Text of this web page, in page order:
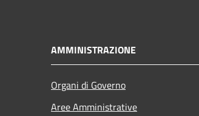
AMMINISTRAZIONE
Organi di Governo
Aree Amministrative